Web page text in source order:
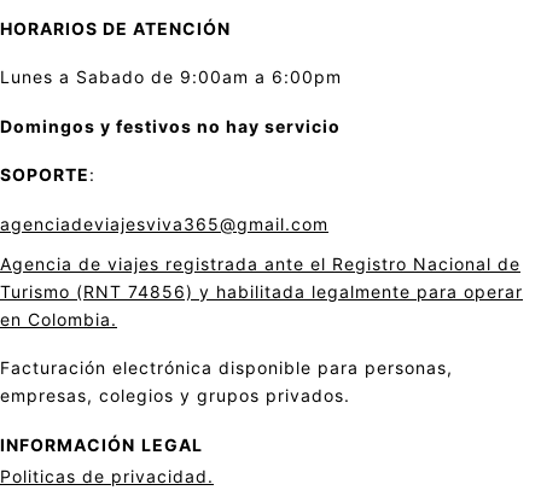
HORARIOS DE ATENCIÓN
Lunes a Sabado de 9:00am a 6:00pm
Domingos y festivos no hay servicio
SOPORTE:
agenciadeviajesviva365@gmail.com
Agencia de viajes registrada ante el Registro Nacional de
Turismo (RNT 74856) y habilitada legalmente para operar
en Colombia.
Facturación electrónica disponible para personas,
empresas, colegios y grupos privados.
INFORMACIÓN LEGAL
Politicas de privacidad.